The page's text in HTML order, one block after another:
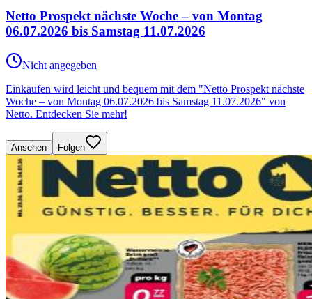
Netto Prospekt nächste Woche – von Montag
06.07.2026 bis Samstag 11.07.2026
Nicht angegeben
Einkaufen wird leicht und bequem mit dem "Netto Prospekt nächste
Woche – von Montag 06.07.2026 bis Samstag 11.07.2026" von
Netto. Entdecken Sie mehr!
Ansehen Folgen